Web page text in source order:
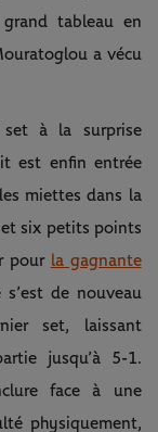
tableau en
a vécu
set à la surprise
est enfin entrée
miettes dans la
six petits points
pour la gagnante
de nouveau
set, laissant
jusqu’à 5-1.
face à une
physiquement,